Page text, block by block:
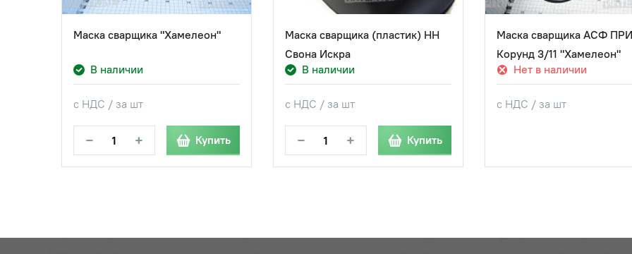
Маска сварщика "Хамелеон"
В наличии
с НДС / за шт
− + Купить
Маска сварщика (пластик) НН
Свона Искра
В наличии
с НДС / за шт
− + Купить
Маска сварщика АСФ
Корунд 3/11 "Хамелеон"
Нет в наличии
с НДС / за шт